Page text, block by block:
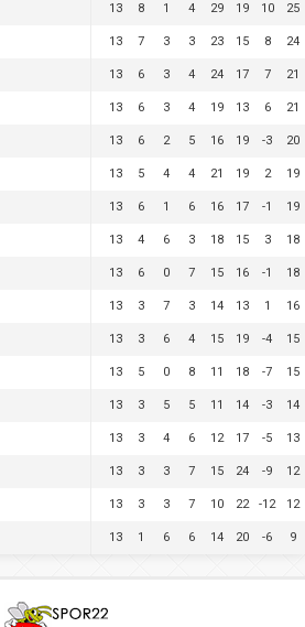
13 8 1 4 29 19 10 25
13 7 3 3 23 15 8 24
13 6 3 4 24 17 7 21
13 6 3 4 19 13 6 21
13 6 2 5 16 19 -3 20
13 5 4 4 21 19 2 19
13 6 1 6 16 17 -1 19
13 4 6 3 18 15 3 18
13 6 0 7 15 16 -1 18
13 3 7 3 14 13 1 16
13 3 6 4 15 19 -4 15
13 5 0 8 11 18 -7 15
13 3 5 5 11 14 -3 14
13 3 4 6 12 17 -5 13
13 3 3 7 15 24 -9 12
13 3 3 7 10 22 -12 12
13 1 6 6 14 20 -6 9